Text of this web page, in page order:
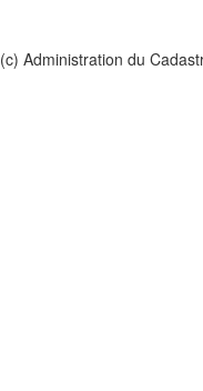
(c) Administration du